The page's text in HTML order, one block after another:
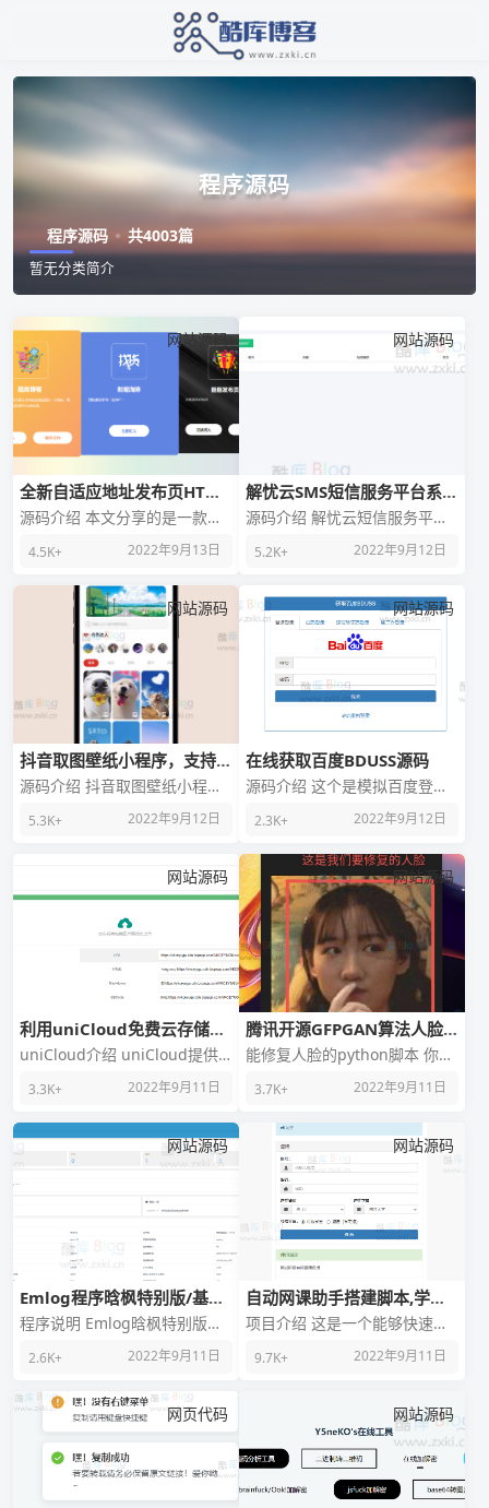
程序源码
程序源码 共4003篇
暂无分类简介
网站源码
全新自适应地址发布页HTML
源码
源码介绍 本文分享的是一款全
新的自适应网址永久发布页
HTML源码。 源码截图
4.5K+ 2022年9月13日
网站源码
解忧云SMS短信服务平台系
统/短信发送系统/全解密完美
版
源码介绍 解忧云短信服务平台
系统二开版。 经过一系列修复
现在程序已经可以完全使用。
5.2K+ 2022年9月12日
网站源码
抖音取图壁纸小程序，支持达
人入驻
源码介绍 抖音取图壁纸小程
语言的，gin的框架 文件有安装
5.3K+ 2022年9月12日
网站源码
在线获取百度BDUSS源码
源码介绍 这个是模拟百度登录
总共5种获取方式，分别是普通
2.3K+ 2022年9月12日
网站源码
利用uniCloud免费云存储开
发的图床源码
uniCloud介绍 uniCloud提供
量，底层是阿里云OSS，因此速
3.3K+ 2022年9月11日
网站源码
腾讯开源GFPGAN算法人脸
修复
能修复人脸的python脚本 你只
本，即可实现各种人脸修复 实
3.7K+ 2022年9月11日
网站源码
Emlog程序晗枫特别版/基于
Emlog5.3.1修改的更新版
程序说明 Emlog晗枫特别版系
改更新的版本，因5.3.1的实用
2.6K+ 2022年9月11日
网站源码
自动网课助手搭建脚本,学习
通刷课,柠檬学堂刷课
项目介绍 这是一个能够快速完
实现了两个课程平台（超星学
9.7K+ 2022年9月11日
网页代码 网站源码